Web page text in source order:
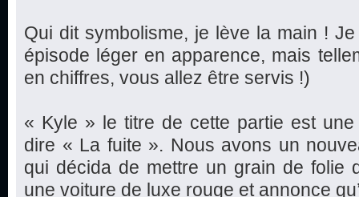
Qui dit symbolisme, je lève la main !
épisode léger en apparence, mais
en chiffres, vous allez être servis !)
« Kyle » le titre de cette partie est
dire « La fuite ». Nous avons un
qui décida de mettre un grain de folie
une voiture de luxe rouge et annonce